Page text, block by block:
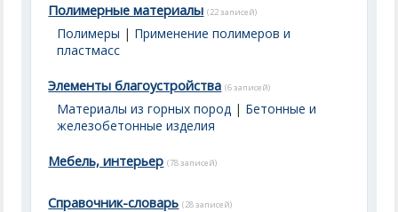
Полимерные материалы (22 записей)
Полимеры | Применение полимеров и
пластмасс
Элементы благоустройства (6 записей)
Материалы из горных пород | Бетонные и
железобетонные изделия
Мебель, интерьер (78 записей)
Справочник-словарь (28 записей)